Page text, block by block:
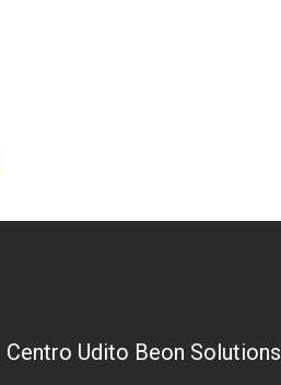
Centro Udito Beon Solutions